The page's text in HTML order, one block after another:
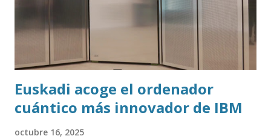
Euskadi acoge el ordenador
cuántico más innovador de IBM
octubre 16, 2025